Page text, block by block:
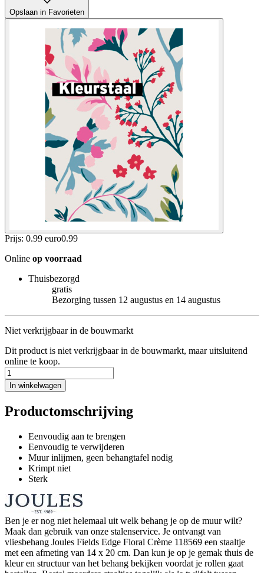
Opslaan in Favorieten
Prijs: 0.99 euro0.99
Online op voorraad
Thuisbezorgd
gratis
Bezorging tussen 12 augustus en 14 augustus
Niet verkrijgbaar in de bouwmarkt
Dit product is niet verkrijgbaar in de bouwmarkt, maar uitsluitend
online te koop.
In winkelwagen
Productomschrijving
Eenvoudig aan te brengen
Eenvoudig te verwijderen
Muur inlijmen, geen behangtafel nodig
Krimpt niet
Sterk
Ben je er nog niet helemaal uit welk behang je op de muur wilt?
Maak dan gebruik van onze stalenservice. Je ontvangt van
vliesbehang Joules Fields Edge Floral Crème 118569 een staaltje
met een afmeting van 14 x 20 cm. Dan kun je op je gemak thuis de
kleur en structuur van het behang bekijken voordat je rollen gaat